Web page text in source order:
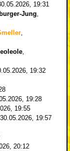
19:31
Jung
19:32
19:28
19:55
30.05.2026, 19:57
20:12